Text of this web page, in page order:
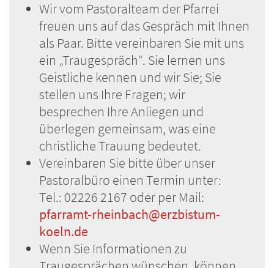
Wir vom Pastoralteam der Pfarrei
freuen uns auf das Gespräch mit Ihnen
als Paar. Bitte vereinbaren Sie mit uns
ein „Traugespräch“. Sie lernen uns
Geistliche kennen und wir Sie; Sie
stellen uns Ihre Fragen; wir
besprechen Ihre Anliegen und
überlegen gemeinsam, was eine
christliche Trauung bedeutet.
Vereinbaren Sie bitte über unser
Pastoralbüro einen Termin unter:
Tel.: 02226 2167 oder per Mail:
pfarramt-rheinbach@erzbistum-
koeln.de
Wenn Sie Informationen zu